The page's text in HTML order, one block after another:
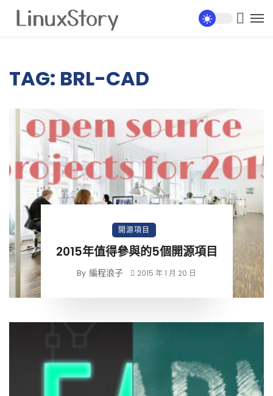
TAG: BRL-CAD
開源項目
2015年值得參與的5個開源項目
By 編程浪子 2015 年 1 月 20 日